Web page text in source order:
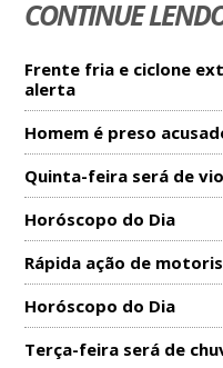
CONTINUE
Frente fria e ciclone
alerta
Homem é preso
Quinta-feira será de
Horóscopo do Dia
Rápida ação de
Horóscopo do Dia
Terça-feira será de